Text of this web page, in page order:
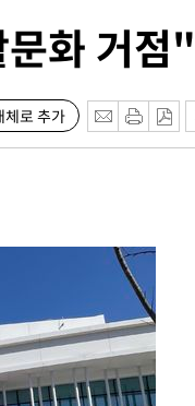
화 거점"
체로 추가